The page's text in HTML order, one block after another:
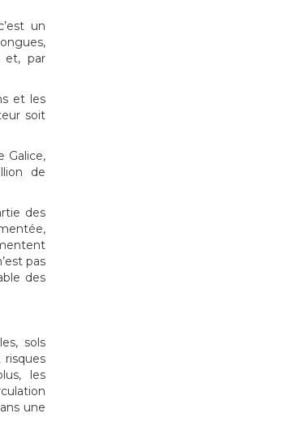
un
et, par
et les
soit
Galice,
de
des
pas
des
sols
risques
les
une